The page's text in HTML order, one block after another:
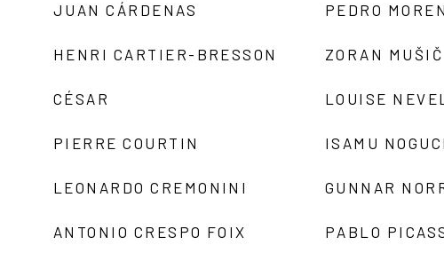
JUAN CÁRDENAS
HENRI CARTIER-BRESSON
CÉSAR
PIERRE COURTIN
LEONARDO CREMONINI
ANTONIO CRESPO FOIX
PEDRO
ZORAN MUŠIČ
LOUISE
ISAMU
GUNNAR
PABLO